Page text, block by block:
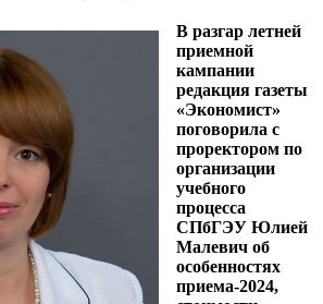
В разгар летней
приемной
кампании
редакция газеты
«Экономист»
поговорила с
проректором по
организации
учебного
процесса
СПбГЭУ Юлией
Малевич об
особенностях
приема-2024,